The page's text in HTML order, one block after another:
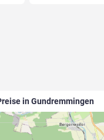
in Gundremmingen